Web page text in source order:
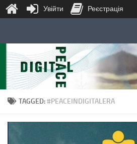
Skip to content
TAGGED:#PEACEINDIGITALERA
Увійти Реєстрація